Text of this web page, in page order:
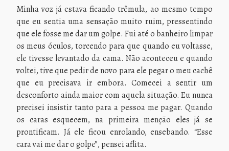
Minha voz já estava ficando trêmula, ao mesmo tempo
que eu sentia uma sensação muito ruim, pressentindo
que ele fosse me dar um golpe. Fui até o banheiro limpar
os meus óculos, torcendo para que quando eu voltasse,
ele tivesse levantado da cama. Não aconteceu e quando
voltei, tive que pedir de novo para ele pegar o meu cachê
que eu precisava ir embora. Comecei a sentir um
desconforto ainda maior com aquela situação. Eu nunca
precisei insistir tanto para a pessoa me pagar. Quando
os caras esquecem, na primeira menção eles já se
prontificam. Já ele ficou enrolando, ensebando. “Esse
cara vai me dar o golpe”, pensei aflita.